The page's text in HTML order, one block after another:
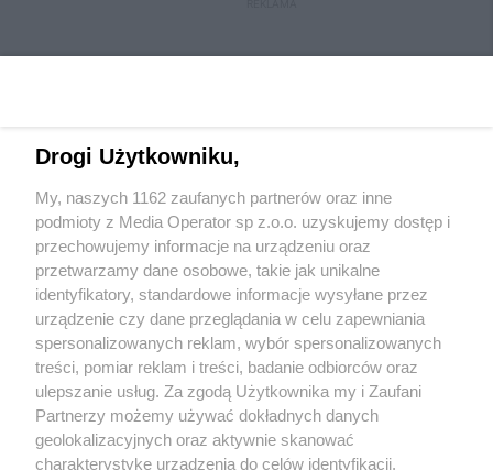
Wydawca mediówlokalnych
Nie zapomnij
zapoznać się z:
polityką prywatności regulamin korzystania z portali
Twojemiasto
Piekary Śląskie
Chorzów
Skontakuj sięz nami
Kontakt
Wydawca
Drogi Użytkowniku,
My, naszych 1162 zaufanych partnerów oraz inne
podmioty z Media Operator sp z.o.o. uzyskujemy dostęp i
przechowujemy informacje na urządzeniu oraz
przetwarzamy dane osobowe, takie jak unikalne
identyfikatory, standardowe informacje wysyłane przez
urządzenie czy dane przeglądania w celu zapewniania
spersonalizowanych reklam, wybór spersonalizowanych
treści, pomiar reklam i treści, badanie odbiorców oraz
ulepszanie usług. Za zgodą Użytkownika my i Zaufani
Partnerzy możemy używać dokładnych danych
geolokalizacyjnych oraz aktywnie skanować
charakterystykę urządzenia do celów identyfikacji.